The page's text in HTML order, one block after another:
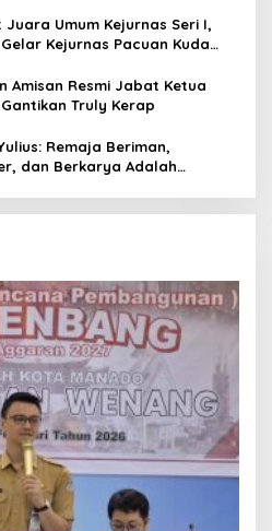
Juara Umum Kejurnas Seri I,
Kejurnas Pacuan Kuda
Amisan Resmi Jabat Ketua
Gantikan Truly Kerap
Remaja Beriman,
dan Berkarya Adalah